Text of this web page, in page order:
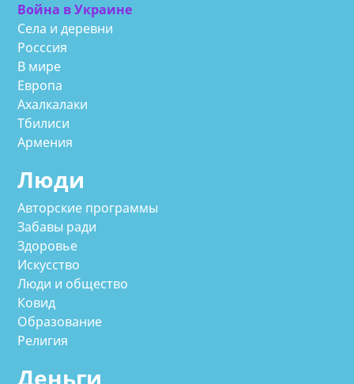
Война в Украине
Села и деревни
Росссия
В мире
Европа
Ахалкалаки
Тбилиси
Армения
Люди
Авторские программы
Забавы ради
Здоровье
Искусство
Люди и общество
Ковид
Образование
Религия
Деньги